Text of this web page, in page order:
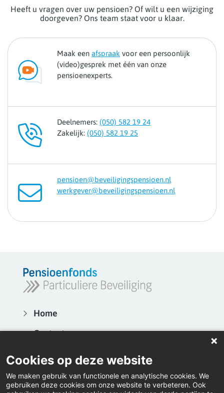
Heeft u vragen over uw pensioen? Of wilt u een wijziging
doorgeven? Ons team staat voor u klaar.
Maak een afspraak voor een persoonlijk
(video)gesprek met één van onze
pensioenexperts.
Deelnemers: (050) 582 19 24
Zakelijk: (050) 582 19 25
pensioen@beveiligingspensioen.nl
werkgever@beveiligingspensioen.nl
Home
Contact
Actueel
Video's
Cookies op deze website
We maken gebruik van functionele en analytische cookies. We
gebruiken deze cookies om onze website te verbeteren. Ook